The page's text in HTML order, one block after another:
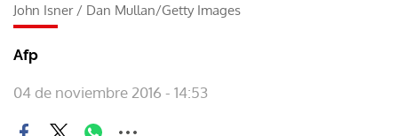
John Isner/ Dan Mullan/Getty Images
Afp
04 de noviembre 2016 - 14:53